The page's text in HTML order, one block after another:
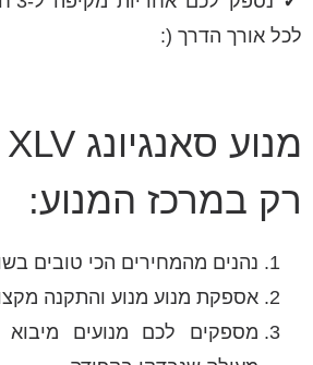
לכל אורך הדרך (:
רק במרכז המנוע:
נהנים מהמחירים הכי טובים
אספקת מנוע מנוע והתקנה
מספקים לכם מנועים מיבוא